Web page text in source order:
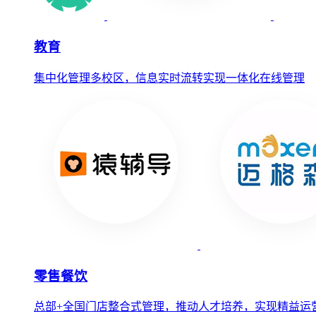
教育
集中化管理多校区，信息实时流转实现一体化在线管理
零售餐饮
总部+全国门店整合式管理，推动人才培养，实现精益运